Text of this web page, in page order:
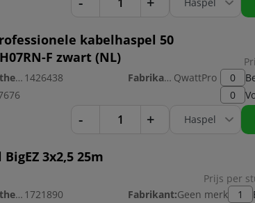
kabelhaspel 50
F zwart (NL)
dimerce.plugin.theme.productnr: 1426438 Fabrikant: QwattPro
0
0
- +
3x2,5 25m
Prijs per
dimerce.plugin.theme.productnr: 1721890 Fabrikant:Geen merk
1